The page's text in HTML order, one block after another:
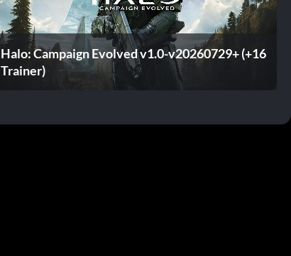
Halo: Campaign Evolved v1.0-v20260729+ (+16
Trainer)